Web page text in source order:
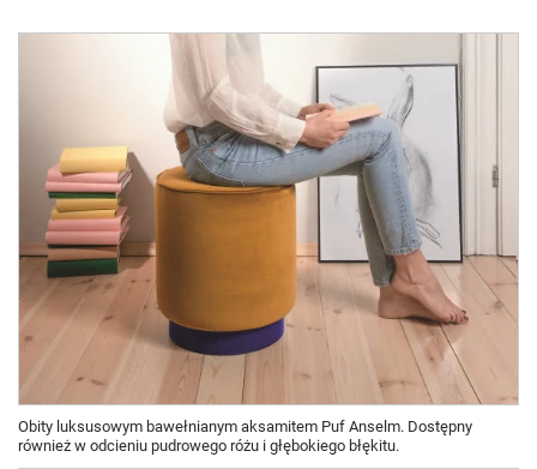
Obity luksusowym bawełnianym aksamitem Puf Anselm. Dostępny
również w odcieniu pudrowego różu i głębokiego błękitu.